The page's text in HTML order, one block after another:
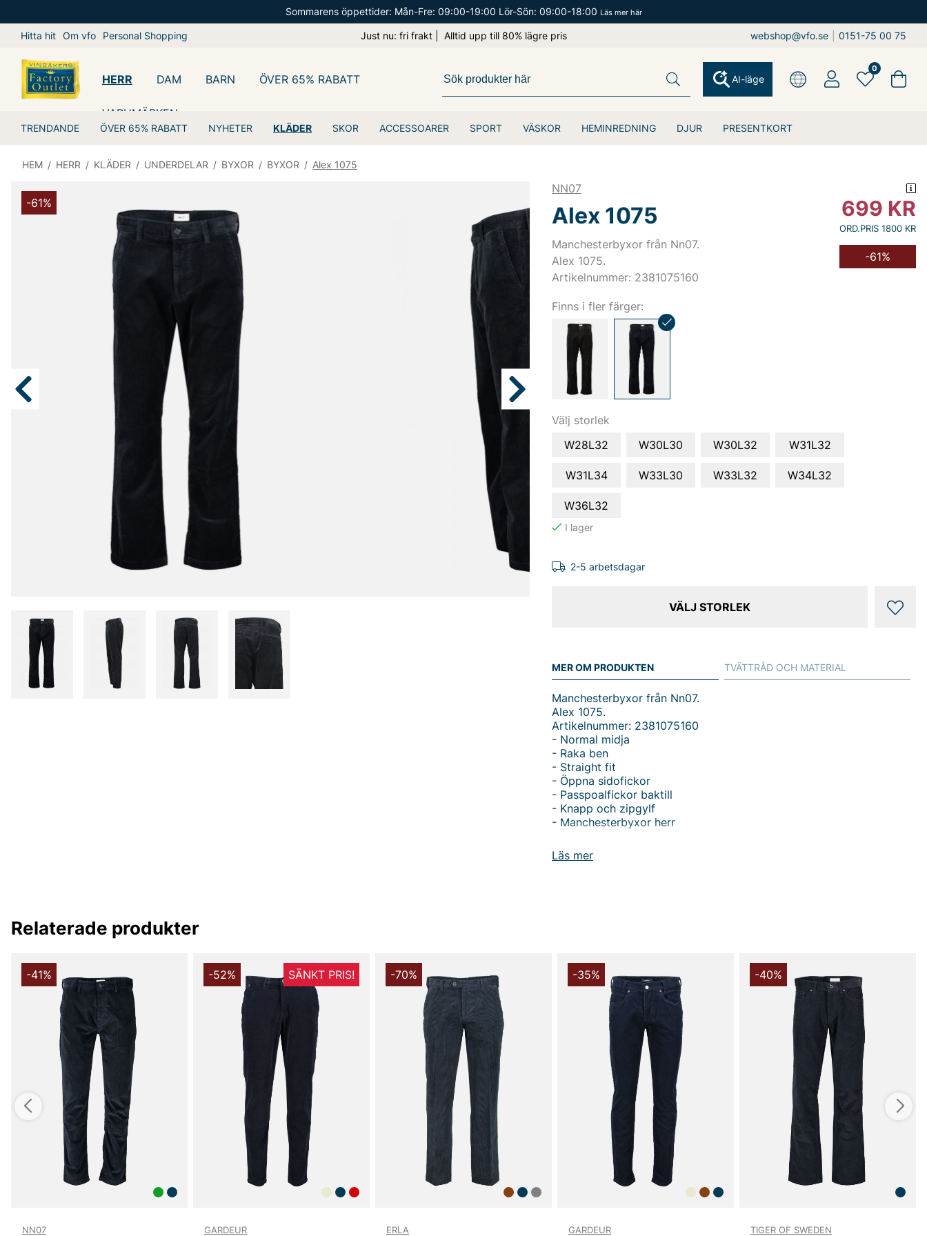
Sommarens öppettider: Mån-Fre: 09:00-19:00 Lör-Sön: 09:00-18:00 Läs mer här
Hitta hit Om vfo Personal Shopping Just nu: fri frakt | Alltid upp till 80% lägre pris webshop@vfo.se 0151-75 00 75
HERR
TRENDANDE ÖVER 65% RABATT NYHETER KLÄDER SKOR ACCESSOARER SPORT VÄSKOR HEMINREDNING DJUR PRESENTKORT
DAM BARN ÖVER 65% RABATT
VARUMÄRKEN
AI-läge
0
HEM / HERR / KLÄDER / UNDERDELAR / BYXOR / BYXOR / Alex 1075
-61%
NN07
Alex 1075
Manchesterbyxor från Nn07.
Alex 1075.
Artikelnummer: 2381075160
699 KR
ORD.PRIS 1800 KR
-61%
Finns i fler färger:
Välj storlek
W28L32
W30L30 W30L32 W31L32
W31L34 W33L30 W33L32 W34L32
W36L32
2-5 arbetsdagar
VÄLJ STORLEK
MER OM PRODUKTEN
Läs mer
Manchesterbyxor från Nn07.
Alex 1075.
Artikelnummer: 2381075160
- Normal midja
- Raka ben
- Straight fit
- Öppna sidofickor
- Passpoalfickor baktill
- Knapp och zipgylf
- Manchesterbyxor herr
Tack för att du handlar i vår webbshop. Besök oss även i vår butik i
Vingåker.
TVÄTTRÅD OCH MATERIAL
Relaterade produkter
-41%
NN07
-52% SÄNKT PRIS!
GARDEUR
-70%
ERLA
-35%
GARDEUR
-40%
TIGER OF SWEDEN